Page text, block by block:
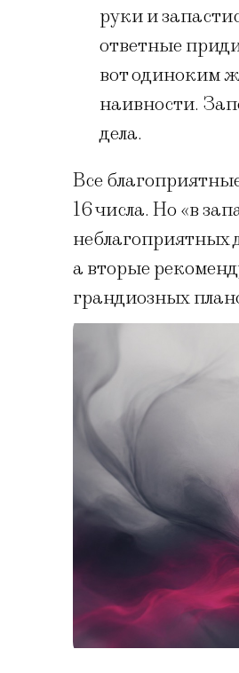
руки и
ответные
вот одиноким
наивности.
дела.
Все
16 числа. Но «в
неблагоприятных
а вторые
грандиозных